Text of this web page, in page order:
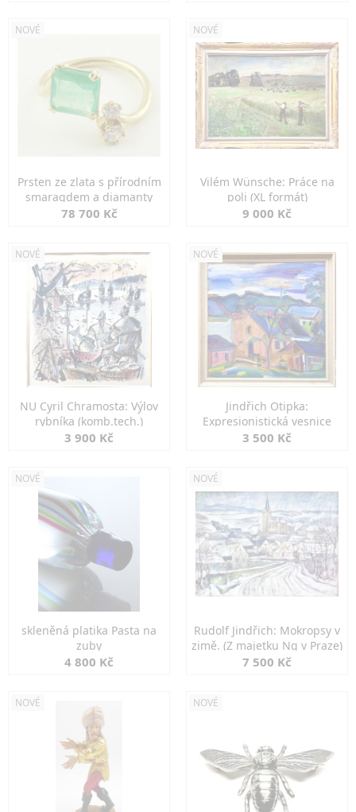
NOVÉ
Prsten ze zlata s přírodním
smaragdem a diamanty
78 700 Kč
NOVÉ
Vilém Wünsche: Práce na
poli (XL formát)
9 000 Kč
NOVÉ
NU Cyril Chramosta: Výlov
rybníka (komb.tech.)
3 900 Kč
NOVÉ
Jindřich Otipka:
Expresionistická vesnice
3 500 Kč
NOVÉ
skleněná platika Pasta na
zuby
4 800 Kč
NOVÉ
Rudolf Jindřich: Mokropsy v
zimě. (Z majetku Ng v Praze)
7 500 Kč
NOVÉ NOVÉ